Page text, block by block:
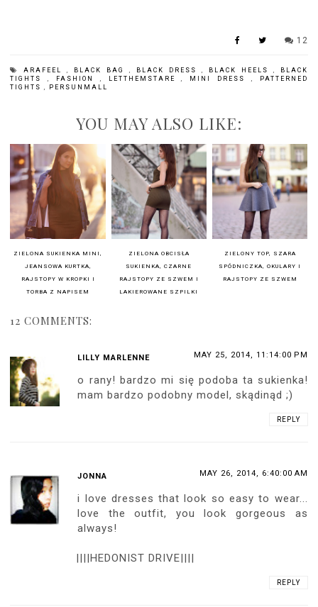
12
ARAFEEL BLACK BAG BLACK DRESS BLACK HEELS
BLACK
TIGHTS
FASHION LETTHEMSTARE MINI DRESS
PATTERNED
TIGHTS
PERSUNMALL
YOU MAY ALSO LIKE:
ZIELONA SUKIENKA MINI,
JEANSOWA KURTKA,
RAJSTOPY W KROPKI I
TORBA Z NAPISEM
ZIELONA OBCISŁA
SUKIENKA, CZARNE
RAJSTOPY ZE SZWEM I
LAKIEROWANE SZPILKI
ZIELONY TOP, SZARA
SPÓDNICZKA, OKULARY I
RAJSTOPY ZE SZWEM
12 COMMENTS:
LILLY MARLENNE MAY 25, 2014, 11:14:00 PM
o rany! bardzo mi się podoba ta sukienka!
mam bardzo podobny model, skądinąd ;)
REPLY
JONNA MAY 26, 2014, 6:40:00 AM
i love dresses that look so easy to wear...
love the outfit, you look gorgeous as
always!
||||HEDONIST DRIVE||||
REPLY